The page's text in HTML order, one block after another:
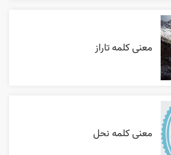
معنی کلمه تاراز
معنی کلمه نحل